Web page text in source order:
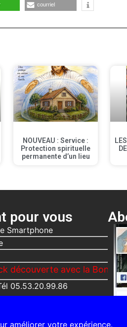
améliorer votre expérience.
courriel
NOUVEAU : Service :
Protection spirituelle
permanente d’un lieu
pour vous
Smartphone
avec la Bonne Nouvelle,
05.53.20.99.86